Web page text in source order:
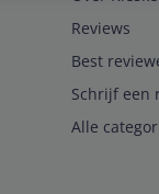
Reviews
Best
Schrijf een
Alle